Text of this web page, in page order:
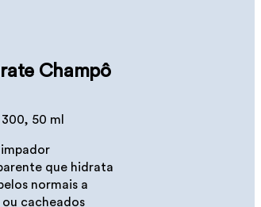
Champô
50 ml
que hidrata
normais a
ou cacheados